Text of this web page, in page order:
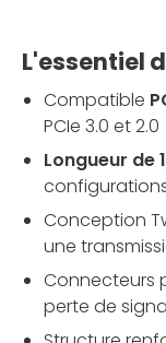
L'essentiel
Compatible
PCIe 3.0 et 2.0
Longueur de
Conception
une
Connecteurs
perte de